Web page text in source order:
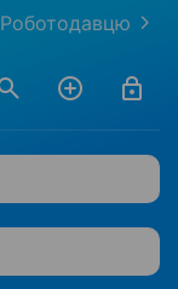
Роботодавцю